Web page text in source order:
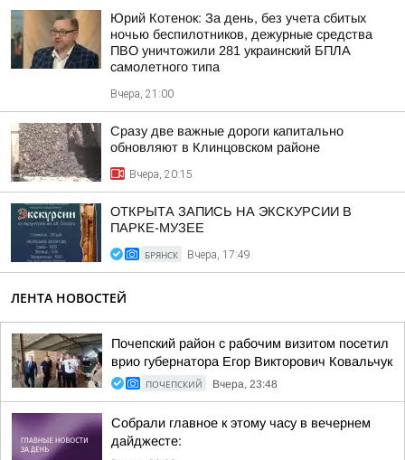
Юрий Котенок: За день, без учета сбитых
ночью беспилотников, дежурные средства
ПВО уничтожили 281 украинский БПЛА
самолетного типа
Вчера, 21:00
Сразу две важные дороги капитально
обновляют в Клинцовском районе
Вчера, 20:15
ОТКРЫТА ЗАПИСЬ НА ЭКСКУРСИИ В
ПАРКЕ-МУЗЕЕ
БРЯНСК Вчера, 17:49
ЛЕНТА НОВОСТЕЙ
Почепский район с рабочим визитом посетил
врио губернатора Егор Викторович Ковальчук
ПОЧЕПСКИЙ Вчера, 23:48
Собрали главное к этому часу в вечернем
дайджесте: